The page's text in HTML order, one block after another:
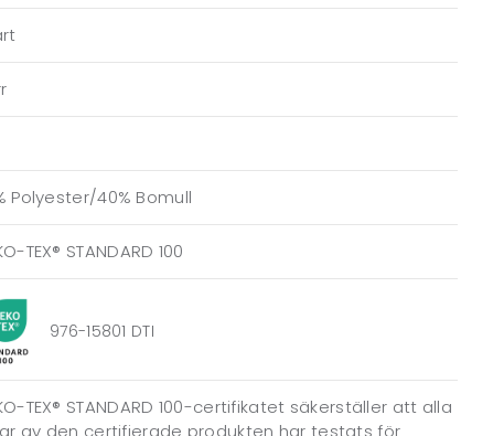
Polyester/40% Bomull
TEX® STANDARD 100
976-15801 DTI
TEX® STANDARD 100-certifikatet säkerställer att alla
av den certifierade produkten har testats för